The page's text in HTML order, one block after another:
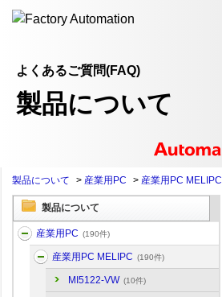
よくあるご質問(FAQ)
製品について
製品について > 産業用PC > 産業用PC MELIPC
製品について
産業用PC (190件)
産業用PC MELIPC (190件)
MI5122-VW (10件)